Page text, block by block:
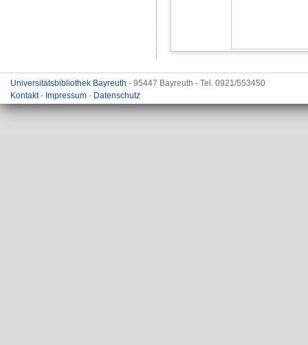
Universitätsbibliothek Bayreuth - 95447 Bayreuth - Tel. 0921/553450
Kontakt- Impressum - Datenschutz